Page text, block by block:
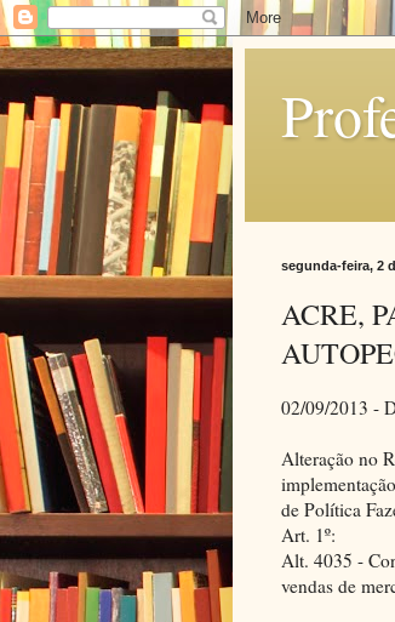
segunda-feira, 2
ACRE,
02/09/2013 -
Alteração no
de Política
Art. 1º:
Alt. 4035 -
vendas de